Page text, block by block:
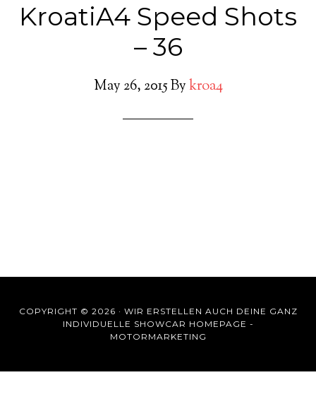
KroatiA4 Speed Shots
– 36
May 26, 2015Bykroa4
COPYRIGHT © 2026 · WIR ERSTELLEN AUCH DEINE GANZ
INDIVIDUELLE SHOWCAR HOMEPAGE -
MOTORMARKETING